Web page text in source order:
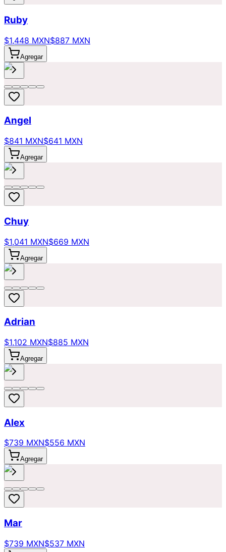
Ruby
$1,448 MXN$887 MXN
Agregar
Angel
$841 MXN$641 MXN
Agregar
Chuy
$1,041 MXN$669 MXN
Agregar
Adrian
$1,102 MXN$885 MXN
Agregar
Alex
$739 MXN$556 MXN
Agregar
Mar
$739 MXN$537 MXN